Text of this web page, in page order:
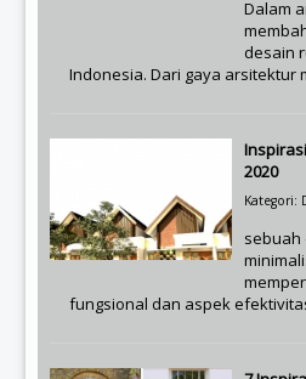
Dalam
desain
Indonesia. Dari gaya arsitektur
2020
Kategori:
sebuah
fungsional dan aspek